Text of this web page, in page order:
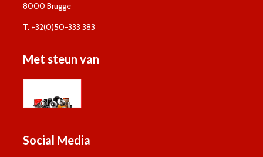
8000 Brugge
T. +32(0)50-333 383
Met steun van
Social Media